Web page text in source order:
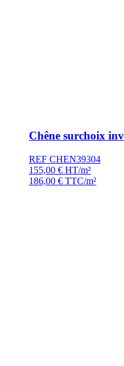
Chêne surchoix
REF CHEN39304
155,00 € HT/m²
186,00 € TTC/m²